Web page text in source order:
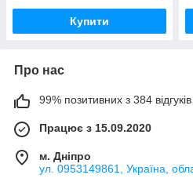
Купити
Про нас
99% позитивних з 384 відгуків
Працює з 15.09.2020
м. Дніпро
ул. 0953149861, Україна,